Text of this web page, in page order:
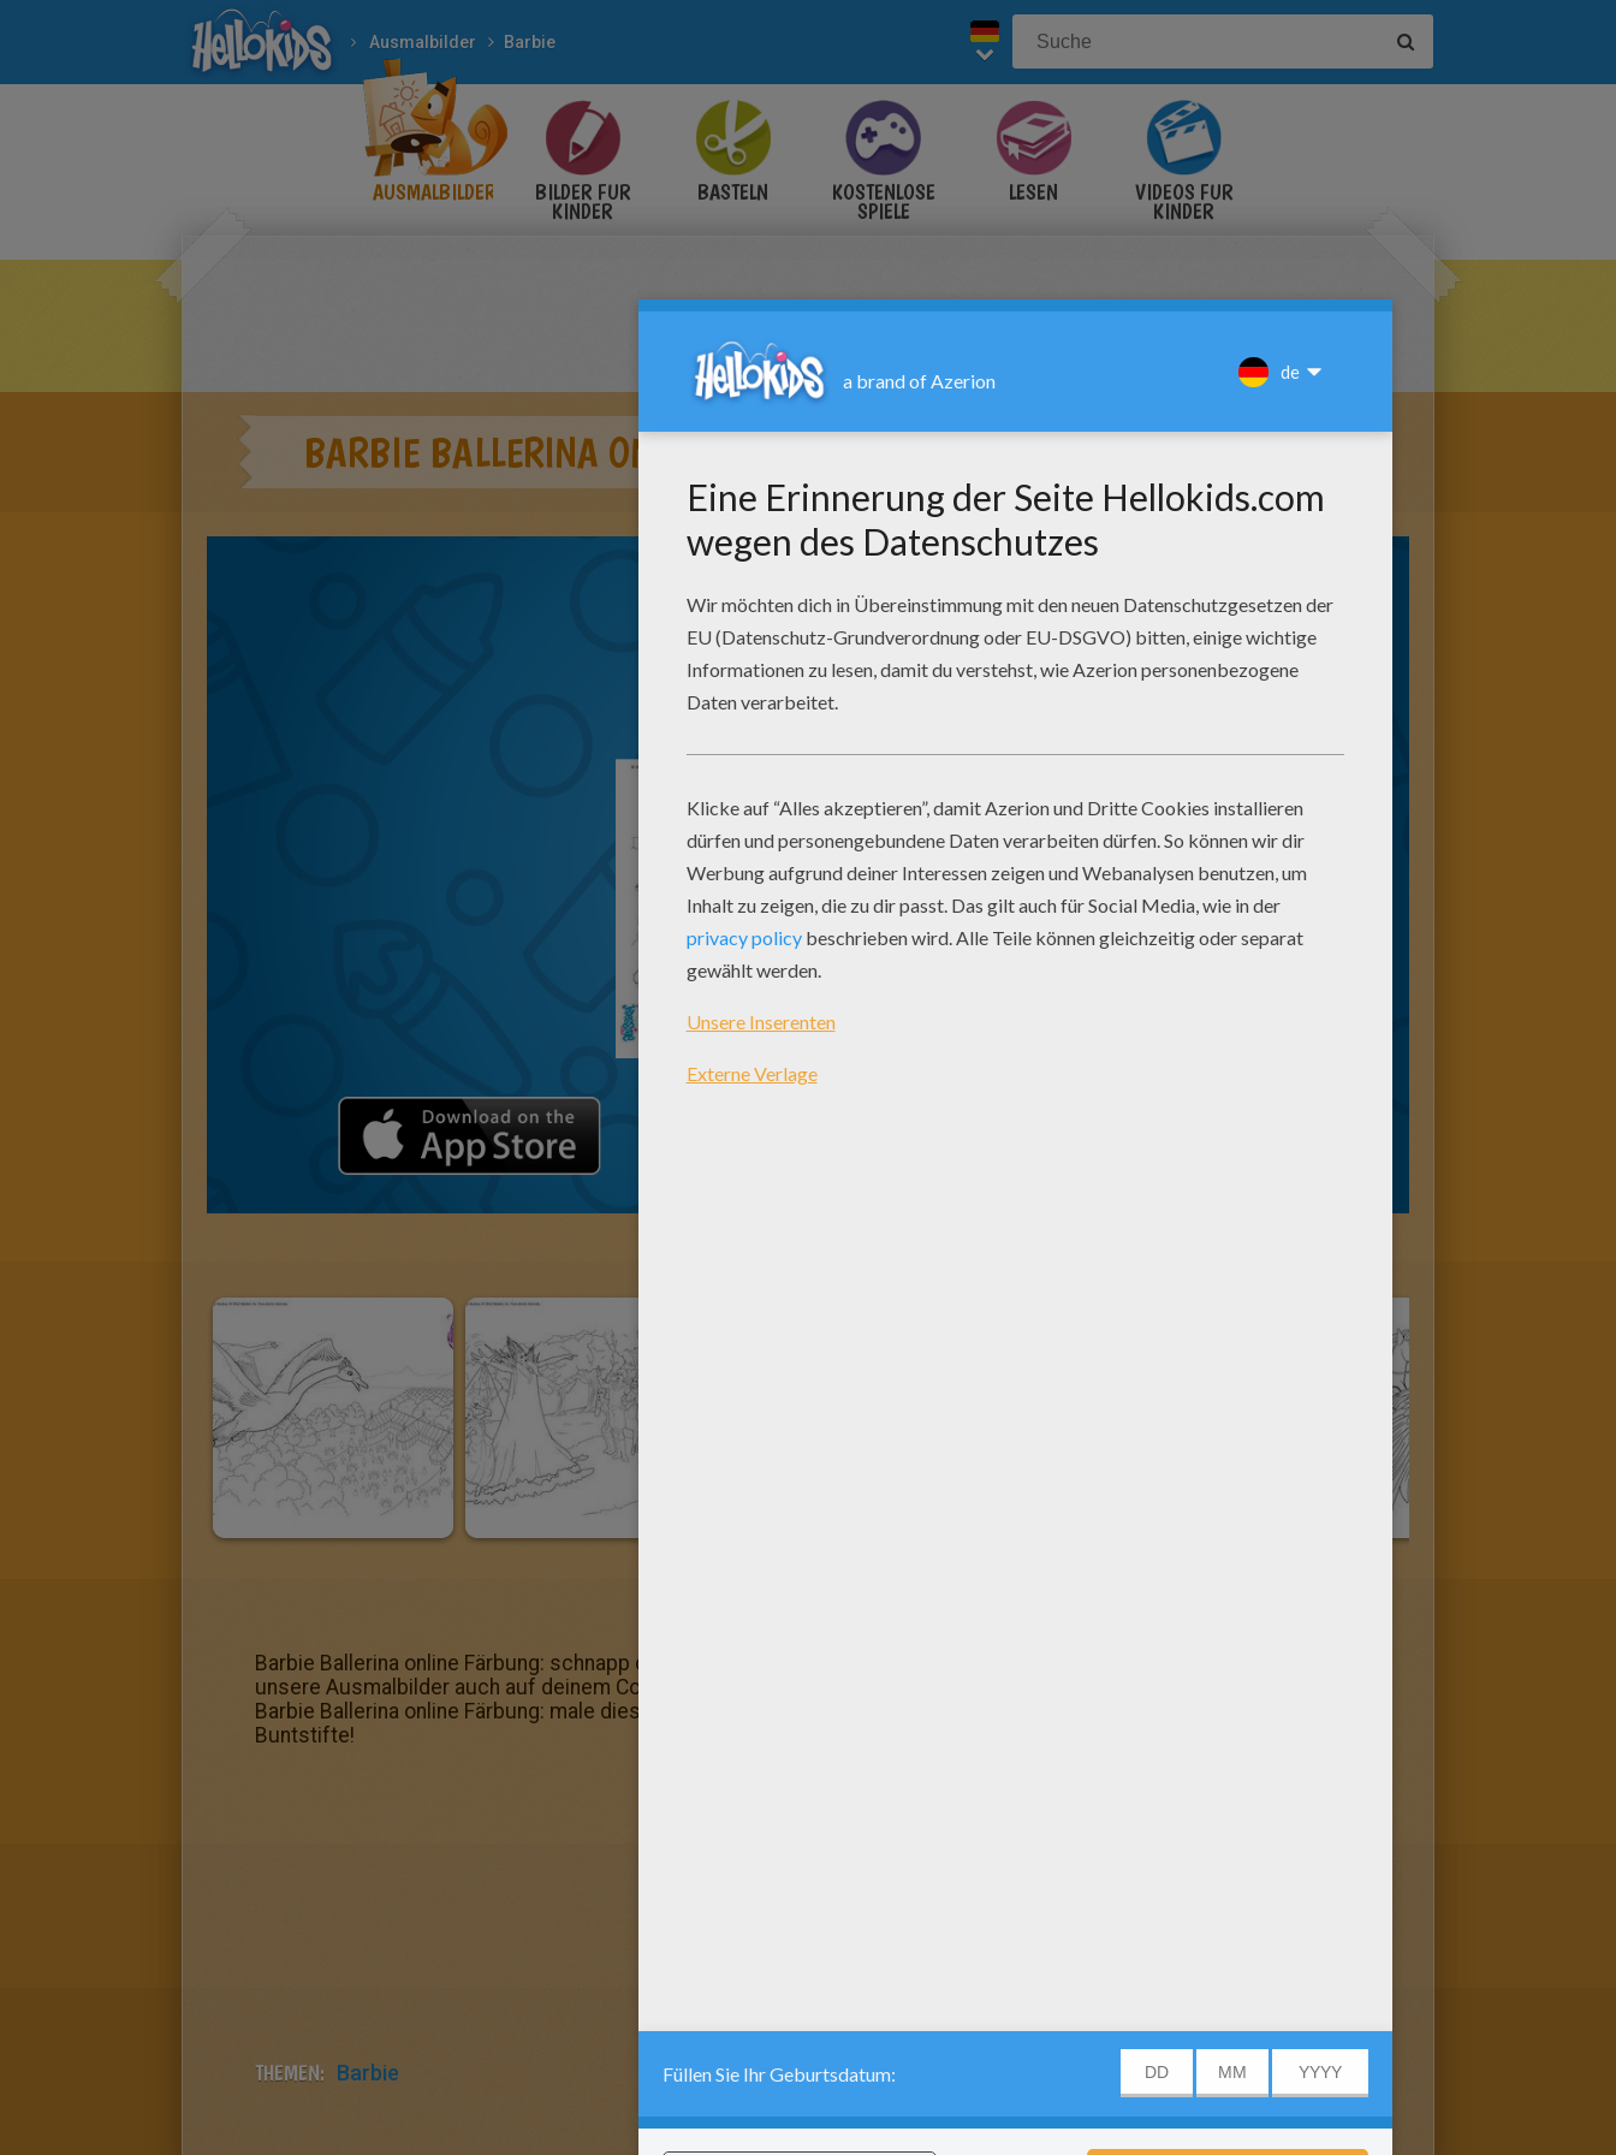
Ausmalbilder Barbie
AUSMALBILDER BILDER FÜR
KINDER
BASTELN KOSTENLOSE
SPIELE
LESEN VIDEOS FÜR
KINDER
BARBIE BALLERINA ONLINE FÄRBUNG
Barbie Ballerina online Färbung: schnapp dir deine Lieblingsfarben und erschaffe dein eigenes Kunstwerk! Du kannst
unsere Ausmalbilder auch auf deinem Computer speichern und als Mail an deine Freunde und Familie verschicken!
Barbie Ballerina online Färbung: male dieses tolle Ausmalbild online an, oder drucke es aus und benutze deine
Buntstifte!
THEMEN: Barbie